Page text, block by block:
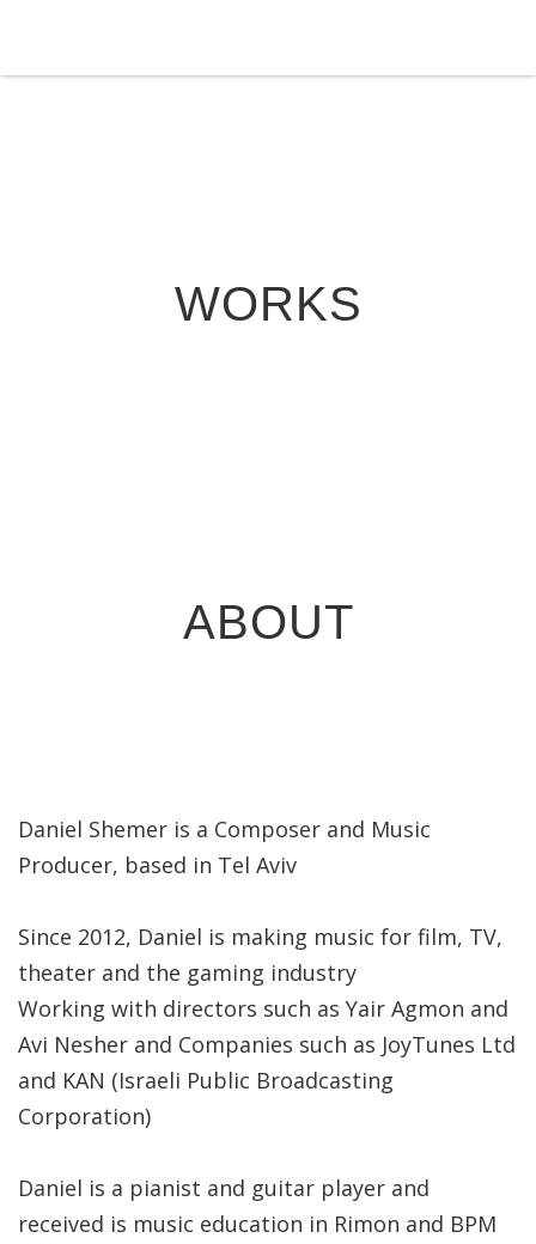
WORKS
ABOUT
Daniel Shemer is a Composer and Music
Producer, based in Tel Aviv
Since 2012, Daniel is making music for film, TV,
theater and the gaming industry
Working with directors such as Yair Agmon and
Avi Nesher and Companies such as JoyTunes Ltd
and KAN (Israeli Public Broadcasting
Corporation)
Daniel is a pianist and guitar player and
received is music education in Rimon and BPM